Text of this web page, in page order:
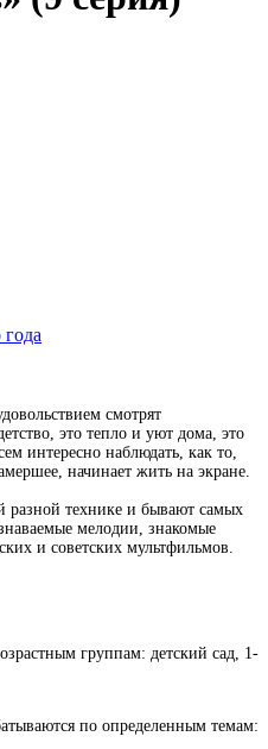
смотрят
это тепло и уют дома, это
интересно наблюдать, как то,
начинает жить на экране.
технике и бывают самых
мелодии, знакомые
и советских мультфильмов.
группам: детский сад, 1-
по определенным темам: